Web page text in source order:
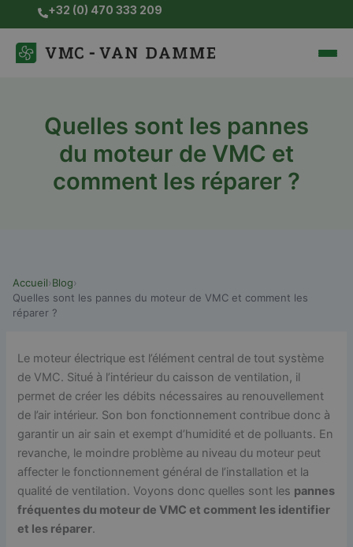
to
content
+32 (0) 470 333 209
Quelles sont les pannes
du moteur de VMC et
comment les réparer ?
Accueil›Blog›
Quelles sont les pannes du moteur de VMC et comment les
réparer ?
Le moteur électrique est l’élément central de tout système
de VMC. Situé à l’intérieur du caisson de ventilation, il
permet de créer les débits nécessaires au renouvellement
de l’air intérieur. Son bon fonctionnement contribue donc à
garantir un air sain et exempt d’humidité et de polluants. En
revanche, le moindre problème au niveau du moteur peut
affecter le fonctionnement général de l’installation et la
qualité de ventilation. Voyons donc quelles sont les pannes
fréquentes du moteur de VMC et comment les identifier
et les réparer.